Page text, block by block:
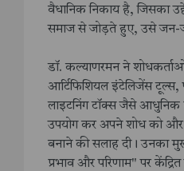
वैधानिक निकाय है, जिसका
समाज से जोड़ते हुए, उसे जन-
डॉ. कल्याणरमन ने शोधकर्ताओं
आर्टिफिशियल इंटेलिजेंस
लाइटनिंग टॉक्स जैसे आधुनिक
उपयोग कर अपने शोध को और
बनाने की सलाह दी। उनका
प्रभाव और परिणाम" पर केंद्रित